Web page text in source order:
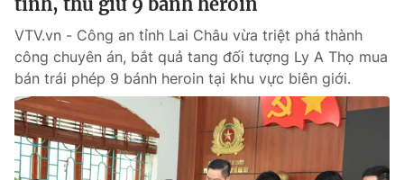
Photo Infographic
Video Shorts video
VTV Money VTV Thể thao
VTV.vn - Công an tỉnh Lai Châu vừa triệt phá thành
công chuyên án, bắt quả tang đối tượng Ly A Thọ mua
bán trái phép 9 bánh heroin tại khu vực biên giới.